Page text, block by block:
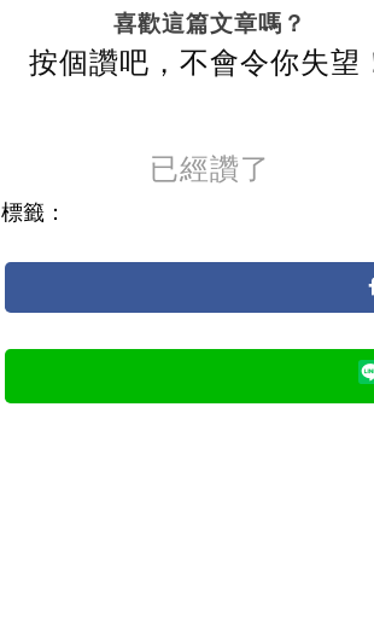
喜歡這篇文章嗎？
按個讚吧，不會令你失望
已經讚了
標籤：